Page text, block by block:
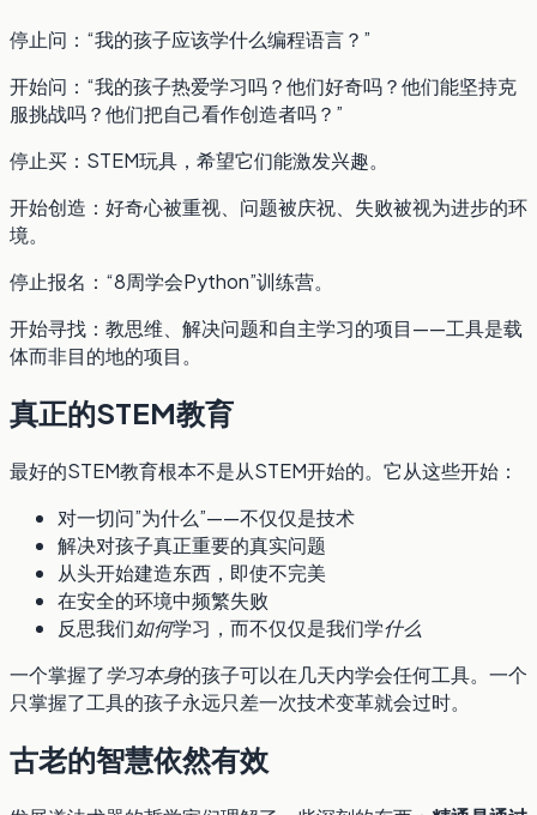
停止问：“我的孩子应该学什么编程语言？”
开始问：“我的孩子热爱学习吗？他们好奇吗？他们能坚持克
服挑战吗？他们把自己看作创造者吗？”
停止买：STEM玩具，希望它们能激发兴趣。
开始创造：好奇心被重视、问题被庆祝、失败被视为进步的环
境。
停止报名：“8周学会Python”训练营。
开始寻找：教思维、解决问题和自主学习的项目——工具是载
体而非目的地的项目。
真正的STEM教育
最好的STEM教育根本不是从STEM开始的。它从这些开始：
对一切问”为什么”——不仅仅是技术
解决对孩子真正重要的真实问题
从头开始建造东西，即使不完美
在安全的环境中频繁失败
反思我们如何学习，而不仅仅是我们学什么
一个掌握了学习本身的孩子可以在几天内学会任何工具。一个
只掌握了工具的孩子永远只差一次技术变革就会过时。
古老的智慧依然有效